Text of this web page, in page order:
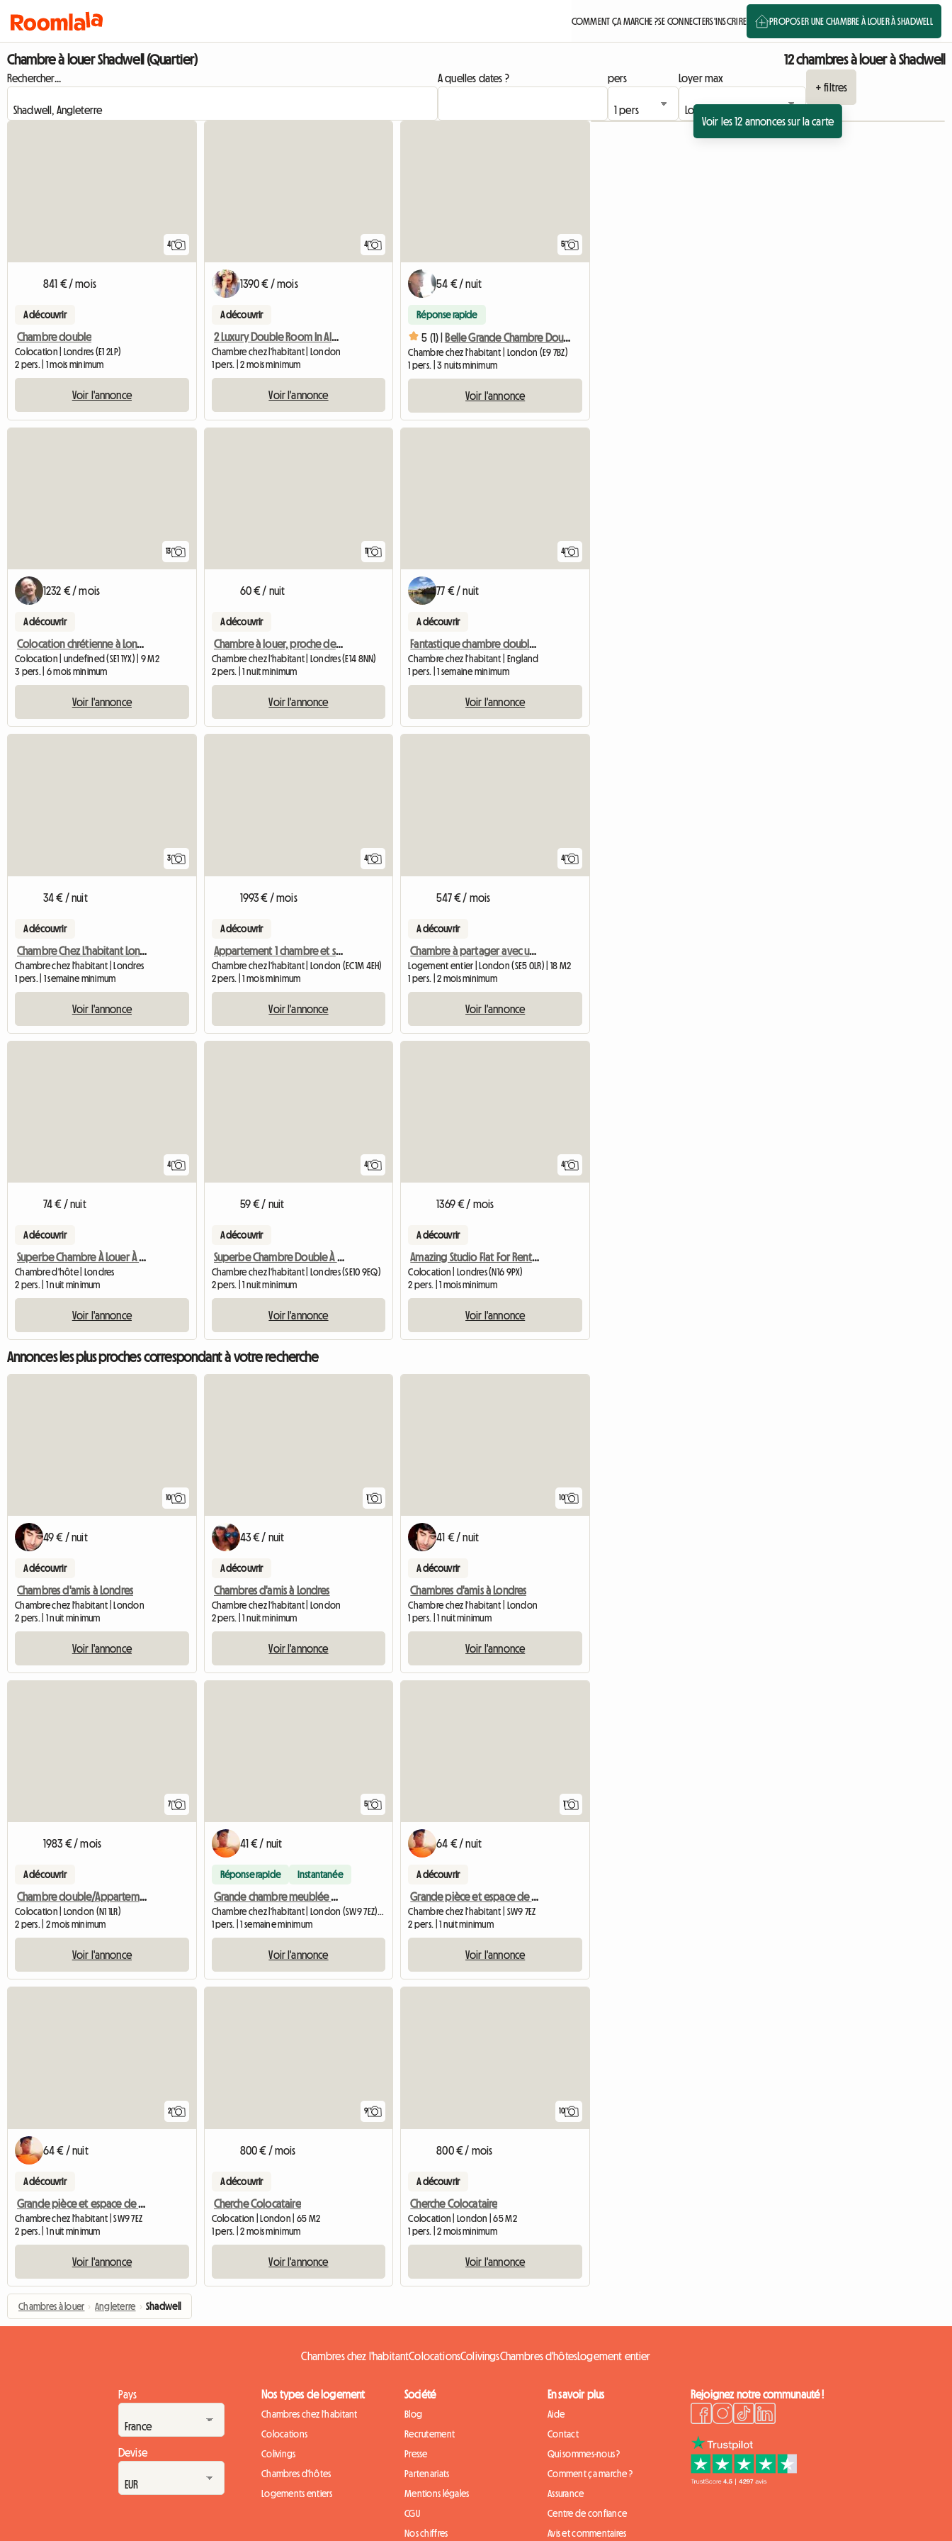
COMMENT ÇA MARCHE ?SE CONNECTERS'INSCRIRE PROPOSER UNE CHAMBRE À LOUER À SHADWELL
Chambre à louer Shadwell (Quartier) 12 chambres à louer à Shadwell
Rechercher... A quelles dates ? pers
Loyer max
+ filtres
Voir les 12 annonces sur la carte
4
841 € / mois
A découvrir
Chambre double
Colocation | Londres (E1 2LP)
2 pers. | 1 mois minimum
Voir l'annonce
4
1390 € / mois
A découvrir
2 Luxury Double Room In Aldgate East
Chambre chez l'habitant | London
1 pers. | 2 mois minimum
Voir l'annonce
5
54 € / nuit
Réponse rapide
5 (1) | Belle Grande Chambre Double
Chambre chez l'habitant | London (E9 7BZ)
1 pers. | 3 nuits minimum
Voir l'annonce
13
1232 € / mois
A découvrir
Colocation chrétienne à London Bridge : The Shard View
Colocation | undefined (SE1 1YX) | 9 M2
3 pers. | 6 mois minimum
Voir l'annonce
60 € / nuit
A découvrir
Chambre à louer, proche de Canary Wharf
Chambre chez l'habitant | Londres (E14 8NN)
2 pers. | 1 nuit minimum
Voir l'annonce
4
77 € / nuit
A découvrir
Fantastique chambre double avec salle de bain privée
Chambre chez l'habitant | England
1 pers. | 1 semaine minimum
Voir l'annonce
3
34 € / nuit
A découvrir
Chambre Chez L'habitant Londres
Chambre chez l'habitant | Londres
1 pers. | 1 semaine minimum
Voir l'annonce
4
1993 € / mois
A découvrir
Appartement 1 chambre et salle de bain à louer dans le centre de Londres
Chambre chez l'habitant | London (EC1M 4EH)
2 pers. | 1 mois minimum
Voir l'annonce
4
547 € / mois
A découvrir
Chambre à partager avec une femme à Camberwell
Logement entier | London (SE5 0LR) | 18 M2
1 pers. | 2 mois minimum
Voir l'annonce
4
74 € / nuit
A découvrir
Superbe Chambre À Louer À Londres
Chambre d'hôte | Londres
2 pers. | 1 nuit minimum
Voir l'annonce
4
59 € / nuit
A découvrir
Superbe Chambre Double À Louer
Chambre chez l'habitant | Londres (SE10 9EQ)
2 pers. | 1 nuit minimum
Voir l'annonce
4
1369 € / mois
A découvrir
Amazing Studio Flat For Rent In Central London
Colocation | Londres (N16 9PX)
2 pers. | 1 mois minimum
Voir l'annonce
Annonces les plus proches correspondant à votre recherche
10
49 € / nuit
A découvrir
Chambres d'amis à Londres
Chambre chez l'habitant | London
2 pers. | 1 nuit minimum
Voir l'annonce
1
43 € / nuit
A découvrir
Chambres d'amis à Londres
Chambre chez l'habitant | London
2 pers. | 1 nuit minimum
Voir l'annonce
10
41 € / nuit
A découvrir
Chambres d'amis à Londres
Chambre chez l'habitant | London
1 pers. | 1 nuit minimum
Voir l'annonce
7
1983 € / mois
A découvrir
Chambre double/Appartement avec jardin
Colocation | London (N1 1LR)
2 pers. | 2 mois minimum
Voir l'annonce
5
41 € / nuit
Réponse rapide Instantanée
Grande chambre meublée moderne à louer
Chambre chez l'habitant | London (SW9 7EZ) | 30 M2
1 pers. | 1 semaine minimum
Voir l'annonce
64 € / nuit
A découvrir
Grande pièce et espace de vie
Chambre chez l'habitant | SW9 7EZ
2 pers. | 1 nuit minimum
Voir l'annonce
2
64 € / nuit
A découvrir
Grande pièce et espace de vie
Chambre chez l'habitant | SW9 7EZ
2 pers. | 1 nuit minimum
Voir l'annonce
9
800 € / mois
A découvrir
Cherche Colocataire
Colocation | London | 65 M2
1 pers. | 2 mois minimum
Voir l'annonce
10
800 € / mois
A découvrir
Cherche Colocataire
Colocation | London | 65 M2
1 pers. | 2 mois minimum
Voir l'annonce
Chambres à louer › Angleterre › Shadwell
Chambres chez l'habitantColocationsColivingsChambres d'hôtes Logement entier
Pays
Devise
Nos types de logement
Chambres chez l'habitant
Colocations
Colivings
Chambres d'hôtes
Logements entiers
Société
Blog
Recrutement
Presse
Partenariats
Mentions légales
CGU
Nos chiffres
En savoir plus
Aide
Contact
Qui sommes-nous ?
Comment ça marche ?
Assurance
Centre de confiance
Avis et commentaires
Rejoignez notre communauté !